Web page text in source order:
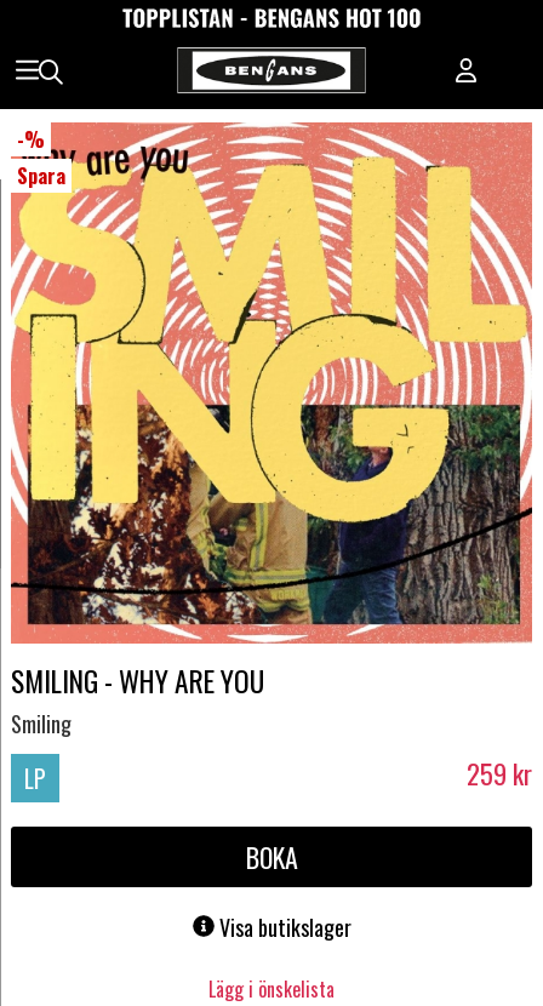
-%
Spara
SMILING - WHY ARE YOU
Smiling
LP 259 kr
BOKA
Visa butikslager
Lägg i önskelista